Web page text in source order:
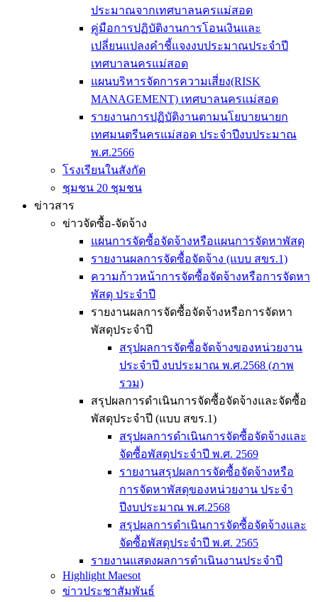
ประมาณจากเทศบาลนครแม่สอด
คู่มือการปฏิบัติงานการโอนเงินและ
เปลี่ยนแปลงคำชี้แจงงบประมาณประจำปี
เทศบาลนครแม่สอด
แผนบริหารจัดการความเสี่ยง(RISK
MANAGEMENT) เทศบาลนครแม่สอด
รายงานการปฏิบัติงานตามนโยบายนายก
เทศมนตรีนครแม่สอด ประจำปีงบประมาณ
พ.ศ.2566
โรงเรียนในสังกัด
ชุมชน 20 ชุมชน
ข่าวสาร
ข่าวจัดซื้อ-จัดจ้าง
แผนการจัดซื้อจัดจ้างหรือแผนการจัดหาพัสดุ
รายงานผลการจัดซื้อจัดจ้าง (แบบ สขร.1)
ความก้าวหน้าการจัดซื้อจัดจ้างหรือการจัดหา
พัสดุ ประจำปี
รายงานผลการจัดซื้อจัดจ้างหรือการจัดหา
พัสดุประจำปี
สรุปผลการจัดซื้อจัดจ้างของหน่วยงาน
ประจำปี งบประมาณ พ.ศ.2568 (ภาพ
รวม)
สรุปผลการดำเนินการจัดซื้อจัดจ้างและจัดซื้อ
พัสดุประจำปี (แบบ สขร.1)
สรุปผลการดำเนินการจัดซื้อจัดจ้างและ
จัดซื้อพัสดุประจำปี พ.ศ. 2569
รายงานสรุปผลการจัดซื้อจัดจ้างหรือ
การจัดหาพัสดุของหน่วยงาน ประจำ
ปีงบประมาณ พ.ศ.2568
สรุปผลการดำเนินการจัดซื้อจัดจ้างและ
จัดซื้อพัสดุประจำปี พ.ศ. 2565
รายงานแสดงผลการดำเนินงานประจำปี
Highlight Maesot
ข่าวประชาสัมพันธ์